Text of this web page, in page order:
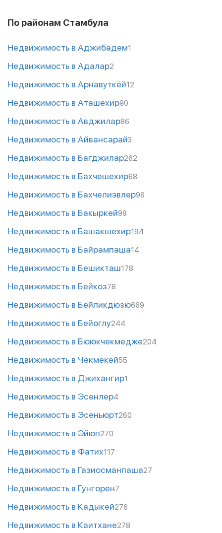
По районам Стамбула
Недвижимость в Аджибадем1
Недвижимость в Адалар2
Недвижимость в Арнавуткёй12
Недвижимость в Аташехир90
Недвижимость в Авджилар86
Недвижимость в Айвансарай3
Недвижимость в Багджилар262
Недвижимость в Бахчешехир68
Недвижимость в Бахчелиэвлер96
Недвижимость в Бакыркей99
Недвижимость в Башакшехир194
Недвижимость в Байрампаша14
Недвижимость в Бешикташ178
Недвижимость в Бейкоз78
Недвижимость в Бейликдюзю669
Недвижимость в Бейоглу244
Недвижимость в Бююкчекмедже204
Недвижимость в Чекмекей55
Недвижимость в Джихангир1
Недвижимость в Эсенлер4
Недвижимость в Эсеньюрт260
Недвижимость в Эйюп270
Недвижимость в Фатих117
Недвижимость в Газиосманпаша27
Недвижимость в Гунгорен7
Недвижимость в Кадыкей276
Недвижимость в Каитхане278